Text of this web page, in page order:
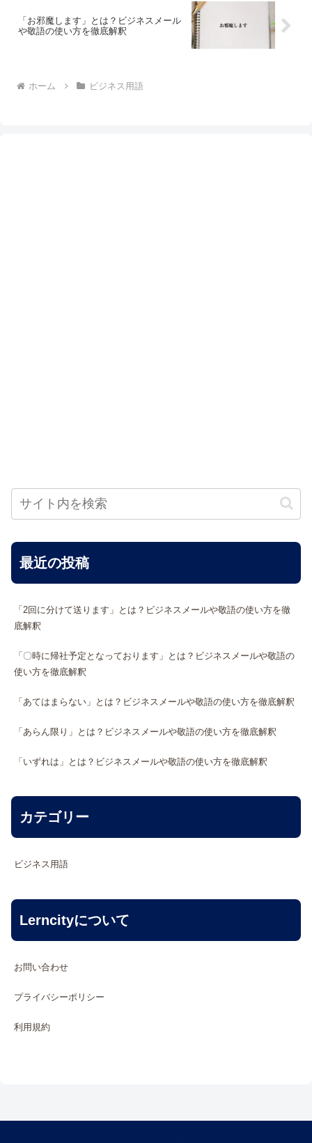
「お邪魔します」とは？ビジネスメール
や敬語の使い方を徹底解釈
ホーム ビジネス用語
最近の投稿
「2回に分けて送ります」とは？ビジネスメールや敬語の使い方を徹
底解釈
「〇時に帰社予定となっております」とは？ビジネスメールや敬語の
使い方を徹底解釈
「あてはまらない」とは？ビジネスメールや敬語の使い方を徹底解釈
「あらん限り」とは？ビジネスメールや敬語の使い方を徹底解釈
「いずれは」とは？ビジネスメールや敬語の使い方を徹底解釈
カテゴリー
ビジネス用語
Lerncityについて
お問い合わせ
プライバシーポリシー
利用規約